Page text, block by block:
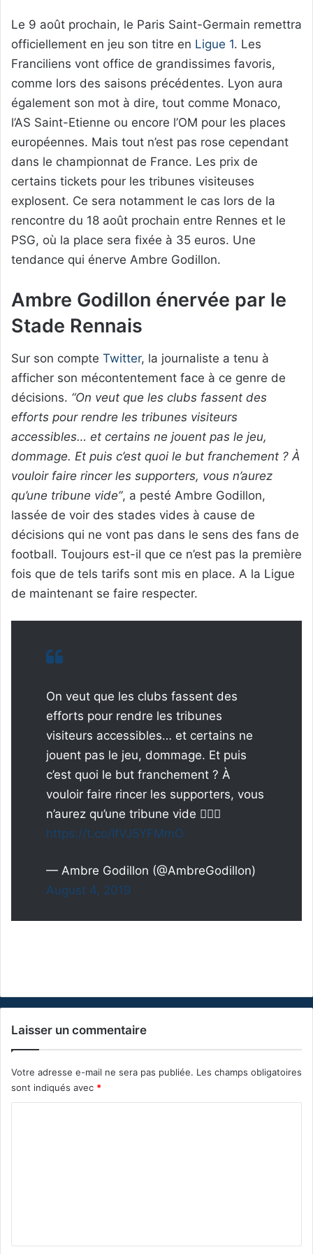
Le 9 août prochain, le Paris Saint-Germain remettra
officiellement en jeu son titre en Ligue 1. Les
Franciliens vont office de grandissimes favoris,
comme lors des saisons précédentes. Lyon aura
également son mot à dire, tout comme Monaco,
l’AS Saint-Etienne ou encore l’OM pour les places
européennes. Mais tout n’est pas rose cependant
dans le championnat de France. Les prix de
certains tickets pour les tribunes visiteuses
explosent. Ce sera notamment le cas lors de la
rencontre du 18 août prochain entre Rennes et le
PSG, où la place sera fixée à 35 euros. Une
tendance qui énerve Ambre Godillon.
Ambre Godillon énervée par le
Stade Rennais
Sur son compte Twitter, la journaliste a tenu à
afficher son mécontentement face à ce genre de
décisions. “On veut que les clubs fassent des
efforts pour rendre les tribunes visiteurs
accessibles… et certains ne jouent pas le jeu,
dommage. Et puis c’est quoi le but franchement ? À
vouloir faire rincer les supporters, vous n’aurez
qu’une tribune vide”, a pesté Ambre Godillon,
lassée de voir des stades vides à cause de
décisions qui ne vont pas dans le sens des fans de
football. Toujours est-il que ce n’est pas la première
fois que de tels tarifs sont mis en place. A la Ligue
de maintenant se faire respecter.
On veut que les clubs fassent des
efforts pour rendre les tribunes
visiteurs accessibles… et certains ne
jouent pas le jeu, dommage. Et puis
c’est quoi le but franchement ? À
vouloir faire rincer les supporters, vous
n’aurez qu’une tribune vide 🤷🏼‍♀️
https://t.co/IfVJ5YFMmO
— Ambre Godillon (@AmbreGodillon)
August 4, 2019
Laisser un commentaire
Votre adresse e-mail ne sera pas publiée. Les champs obligatoires
sont indiqués avec *